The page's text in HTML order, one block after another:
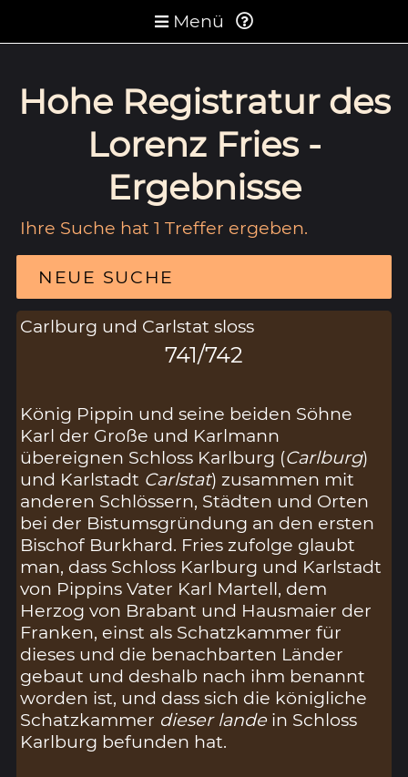
Menü
Hohe Registratur des
Lorenz Fries -
Ergebnisse
Ihre Suche hat 1 Treffer ergeben.
NEUE SUCHE
Carlburg und Carlstat sloss
741/742
König Pippin und seine beiden Söhne
Karl der Große und Karlmann
übereignen Schloss Karlburg (Carlburg)
und Karlstadt Carlstat) zusammen mit
anderen Schlössern, Städten und Orten
bei der Bistumsgründung an den ersten
Bischof Burkhard. Fries zufolge glaubt
man, dass Schloss Karlburg und Karlstadt
von Pippins Vater Karl Martell, dem
Herzog von Brabant und Hausmaier der
Franken, einst als Schatzkammer für
dieses und die benachbarten Länder
gebaut und deshalb nach ihm benannt
worden ist, und dass sich die königliche
Schatzkammer dieser landein Schloss
Karlburg befunden hat.